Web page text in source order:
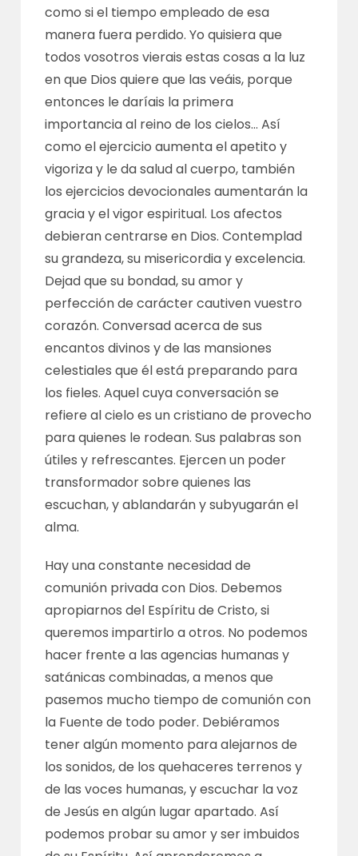
como si el tiempo empleado de esa
manera fuera perdido. Yo quisiera que
todos vosotros vierais estas cosas a la luz
en que Dios quiere que las veáis, porque
entonces le daríais la primera
importancia al reino de los cielos… Así
como el ejercicio aumenta el apetito y
vigoriza y le da salud al cuerpo, también
los ejercicios devocionales aumentarán la
gracia y el vigor espiritual. Los afectos
debieran centrarse en Dios. Contemplad
su grandeza, su misericordia y excelencia.
Dejad que su bondad, su amor y
perfección de carácter cautiven vuestro
corazón. Conversad acerca de sus
encantos divinos y de las mansiones
celestiales que él está preparando para
los fieles. Aquel cuya conversación se
refiere al cielo es un cristiano de provecho
para quienes le rodean. Sus palabras son
útiles y refrescantes. Ejercen un poder
transformador sobre quienes las
escuchan, y ablandarán y subyugarán el
alma.
Hay una constante necesidad de
comunión privada con Dios. Debemos
apropiarnos del Espíritu de Cristo, si
queremos impartirlo a otros. No podemos
hacer frente a las agencias humanas y
satánicas combinadas, a menos que
pasemos mucho tiempo de comunión con
la Fuente de todo poder. Debiéramos
tener algún momento para alejarnos de
los sonidos, de los quehaceres terrenos y
de las voces humanas, y escuchar la voz
de Jesús en algún lugar apartado. Así
podemos probar su amor y ser imbuidos